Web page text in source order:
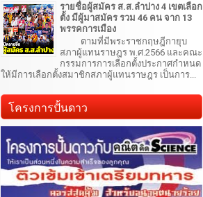
รายชื่อผู้สมัคร ส.ส.ลำปาง 4 เขตเลือก
ตั้ง มีผู้มาสมัคร รวม 46 คน จาก 13
พรรคการเมือง
ตามที่มีพระราชกฤษฎีกายุบ
สภาผู้แทนราษฎร พ.ศ.2566 และคณะ
กรรมการการเลือกตั้งประกาศกำหนด
ให้มีการเลือกตั้งสมาชิกสภาผู้แทนราษฎร เป็นการ...
โครงการปั้นดาว